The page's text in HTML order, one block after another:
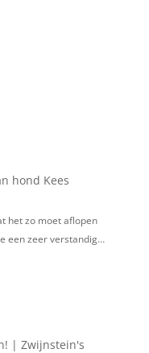
hond Kees
het zo moet aflopen
een zeer verstandig…
| Zwijnstein's